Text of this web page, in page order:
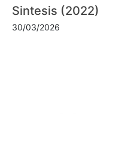
Sintesis (2022)
30/03/2026